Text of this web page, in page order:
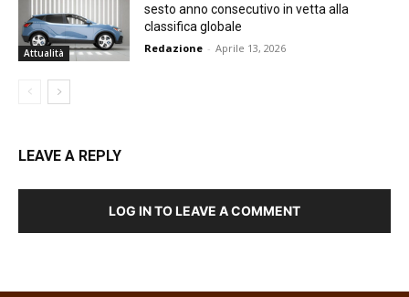
Attualità
sesto anno consecutivo in vetta alla
classifica globale
Redazione - Aprile 13, 2026
LEAVE A REPLY
LOG IN TO LEAVE A COMMENT